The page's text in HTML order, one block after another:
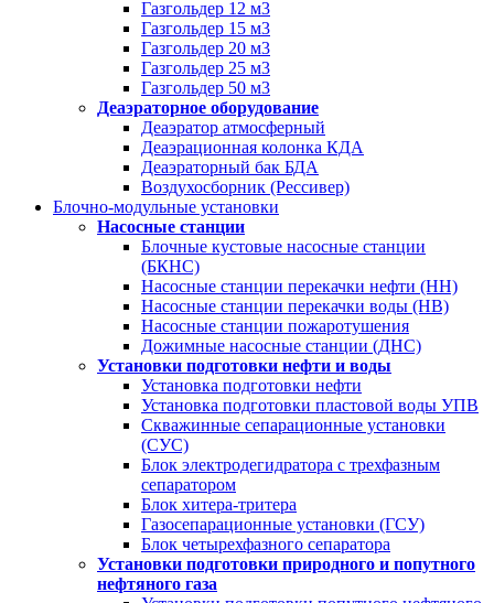
Газгольдер 12 м3
Газгольдер 15 м3
Газгольдер 20 м3
Газгольдер 25 м3
Газгольдер 50 м3
Деаэраторное оборудование
Деаэратор атмосферный
Деаэрационная колонка КДА
Деаэраторный бак БДА
Воздухосборник (Рессивер)
Блочно-модульные установки
Насосные станции
Блочные кустовые насосные станции
(БКНС)
Насосные станции перекачки нефти (НН)
Насосные станции перекачки воды (НВ)
Насосные станции пожаротушения
Дожимные насосные станции (ДНС)
Установки подготовки нефти и воды
Установка подготовки нефти
Установка подготовки пластовой воды УПВ
Скважинные сепарационные установки
(СУС)
Блок электродегидратора с трехфазным
сепаратором
Блок хитера-тритера
Газосепарационные установки (ГСУ)
Блок четырехфазного сепаратора
Установки подготовки природного и попутного
нефтяного газа